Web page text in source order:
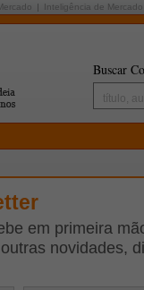
Inteligência de Mercado
Buscar
em primeira
novidades,